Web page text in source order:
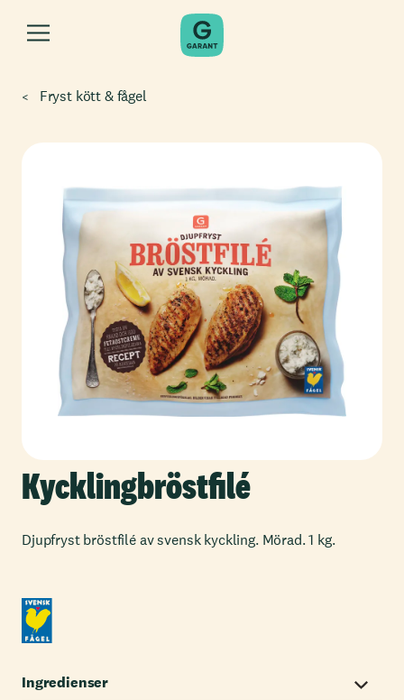
Fryst kött & fågel
Kycklingbröstfilé
Djupfryst bröstfilé av svensk kyckling. Mörad. 1 kg.
Ingredienser